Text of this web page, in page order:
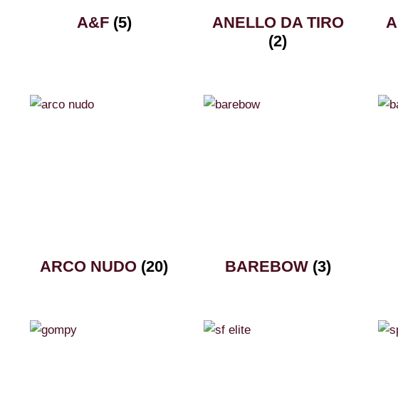
A&F (5)
ANELLO DA TIRO
(2)
ARCO NUDO (20) BAREBOW (3)